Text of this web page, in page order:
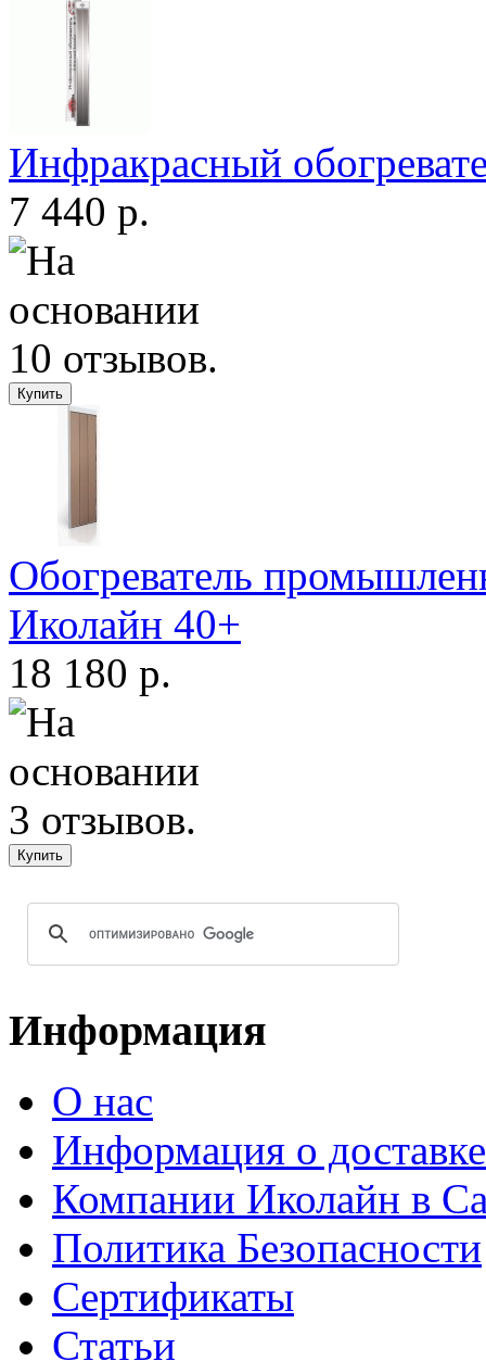
Инфракрасный
7 440 р.
Обогреватель
Иколайн 40+
18 180 р.
Информация
О нас
Информация о доставке
Компании Иколайн в
Политика Безопасности
Сертификаты
Статьи